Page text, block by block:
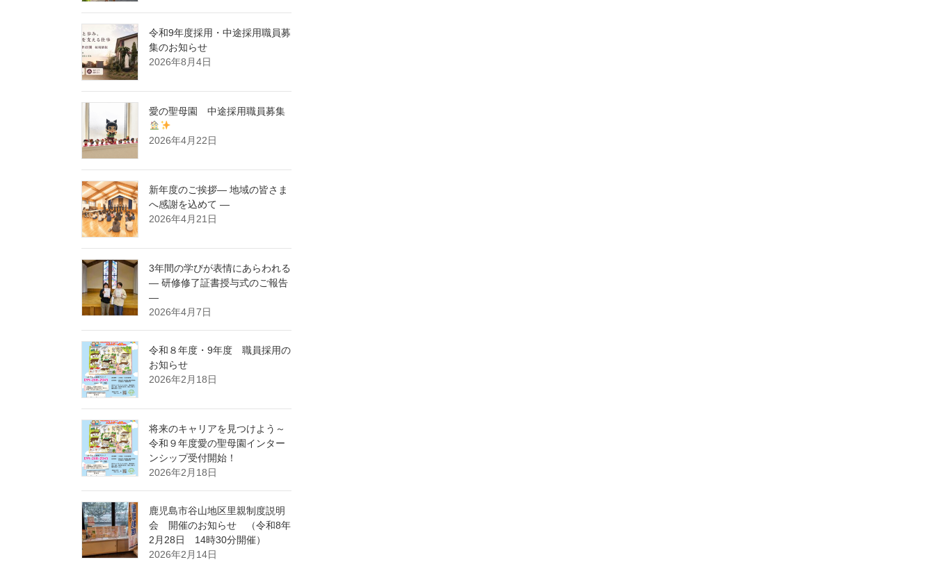
令和9年度採用・中途採用職員募
集のお知らせ
2026年8月4日
愛の聖母園 中途採用職員募集
2026年4月22日
新年度のご挨拶― 地域の皆さま
へ感謝を込めて ―
2026年4月21日
3年間の学びが表情にあらわれる
― 研修修了証書授与式のご報告
―
2026年4月7日
令和８年度・9年度 職員採用の
お知らせ
2026年2月18日
将来のキャリアを見つけよう～
令和９年度愛の聖母園インター
ンシップ受付開始！
2026年2月18日
鹿児島市谷山地区里親制度説明
会 開催のお知らせ （令和8年
2月28日 14時30分開催）
2026年2月14日